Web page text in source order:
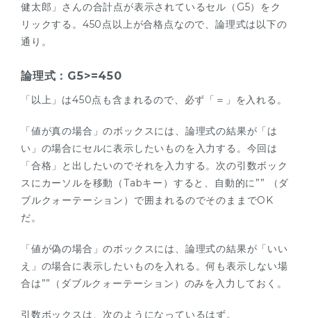
健太郎」さんの合計点が表示されているセル（G5）をク
リックする。450点以上が合格点なので、論理式は以下の
通り。
論理式：G5>=450
「以上」は450点も含まれるので、必ず「＝」を入れる。
「値が真の場合」のボックスには、論理式の結果が「は
い」の場合にセルに表示したいものを入力する。今回は
「合格」と出したいのでそれを入力する。次の引数ボック
スにカーソルを移動（Tabキー）すると、自動的に”” （ダ
ブルクォーテーション）で囲まれるのでそのままでOK
だ。
「値が偽の場合」のボックスには、論理式の結果が「いい
え」の場合に表示したいものを入れる。何も表示しない場
合は””（ダブルクォーテーション）のみを入力しておく。
引数ボックスは、次のようになっているはず。